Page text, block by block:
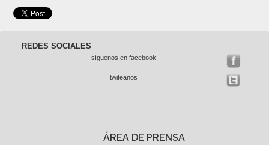
REDES SOCIALES
síguenos en facebook
twiteanos
ÁREA DE PRENSA